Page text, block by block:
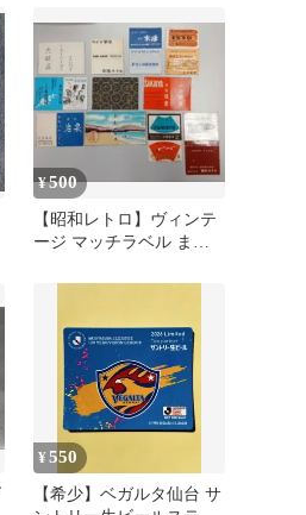
¥500
【昭和レトロ】ヴィンテ
ージ マッチラベル まと
¥550
【希少】ベガルタ仙台 サ